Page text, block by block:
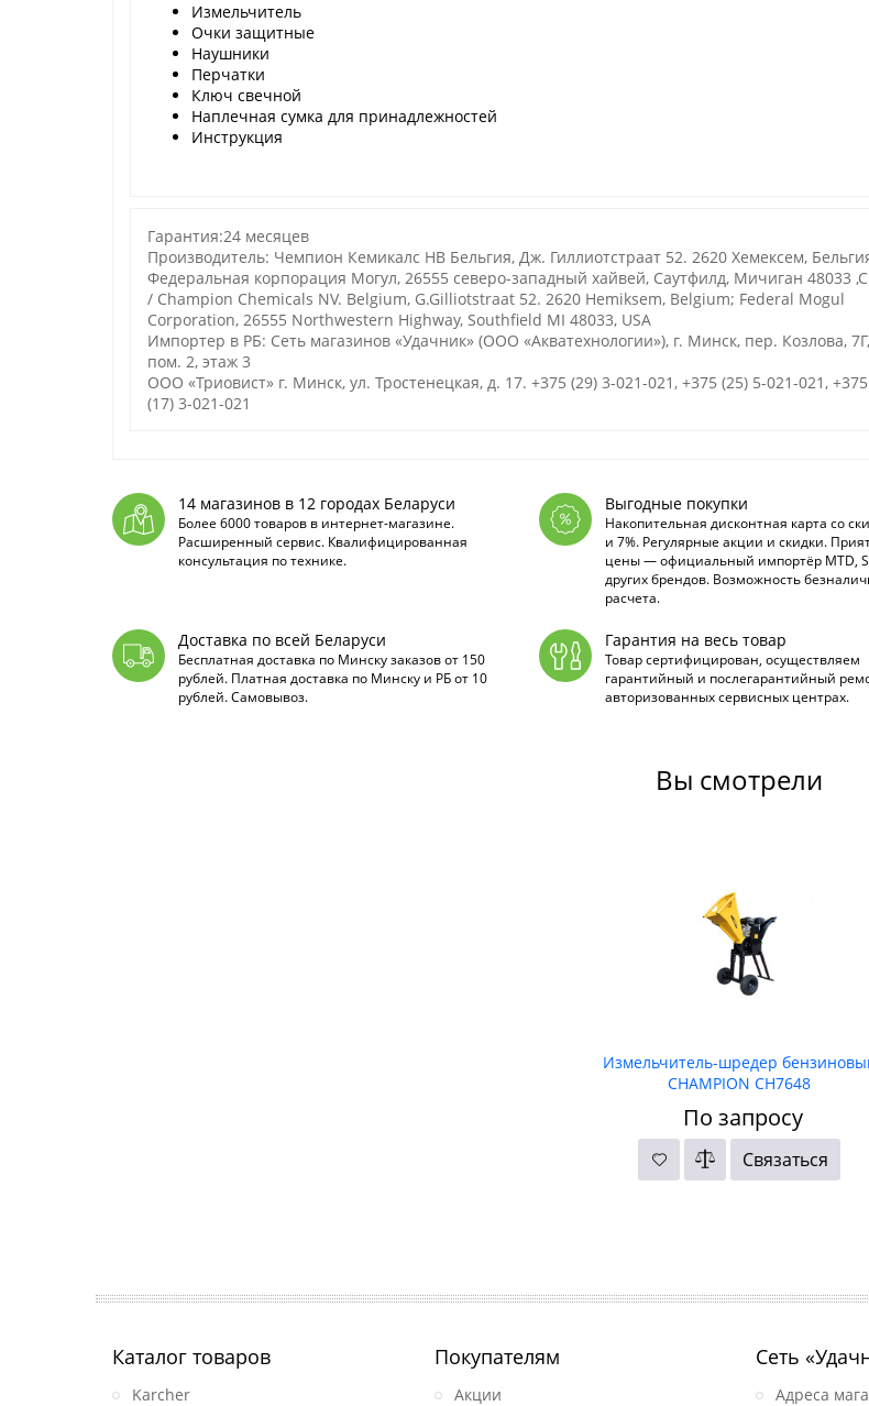
Измельчитель
Очки защитные
Наушники
Перчатки
Ключ свечной
Наплечная сумка для принадлежностей
Инструкция
Гарантия:24 месяцев
Производитель: Чемпион Кемикалс НВ Бельгия, Дж. Гиллиотстраат 52. 2620 Хемексем,
Федеральная корпорация Могул, 26555 северо-западный хайвей, Саутфилд, Мичиган 48033
/ Champion Chemicals NV. Belgium, G.Gilliotstraat 52. 2620 Hemiksem, Belgium; Federal Mogul
Corporation, 26555 Northwestern Highway, Southfield MI 48033, USA
Импортер в РБ: Сеть магазинов «Удачник» (ООО «Акватехнологии»), г. Минск, пер. Козлова, 7Г,
пом. 2, этаж 3
ООО «Триовист» г. Минск, ул. Тростенецкая, д. 17. +375 (29) 3-021-021, +375 (25) 5-021-021, +375
(17) 3-021-021
14 магазинов в 12 городах Беларуси
Более 6000 товаров в интернет-магазине.
Расширенный сервис. Квалифицированная
консультация по технике.
Выгодные покупки
Накопительная дисконтная карта со
и 7%. Регулярные акции и скидки.
цены — официальный импортёр MTD,
других брендов. Возможность
расчета.
Доставка по всей Беларуси
Бесплатная доставка по Минску заказов от 150
рублей. Платная доставка по Минску и РБ от 10
рублей. Самовывоз.
Гарантия на весь товар
Товар сертифицирован, осуществляем
гарантийный и послегарантийный
авторизованных сервисных центрах.
Вы смотрели
Измельчитель-шредер
CHAMPION CH7648
По запросу
Связаться
Каталог товаров
Karcher
Покупателям
Акции
Сеть
Адреса